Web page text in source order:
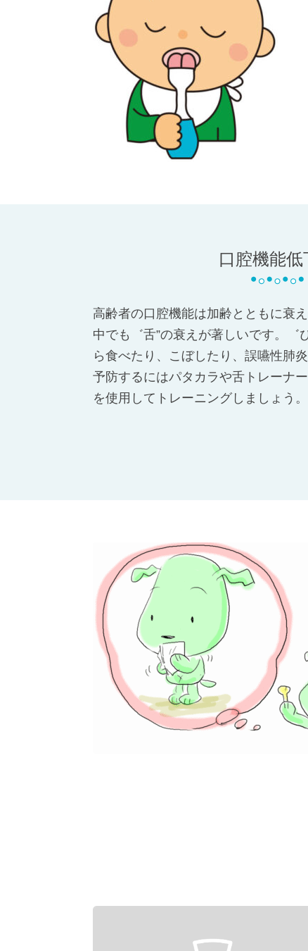
口腔機能低
高齢者の口腔機能は加齢とともに衰
中でも゛舌”の衰えが著しいです。゛
ら食べたり、こぼしたり、誤嚥性肺
予防するにはパタカラや舌トレーナ
を使用してトレーニングしましょう。